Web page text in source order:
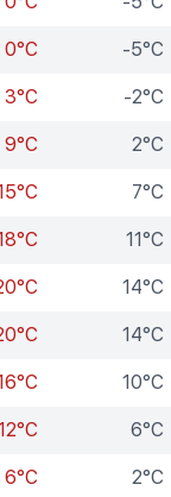
0°C -5°C
3°C -2°C
9°C 2°C
7°C
11°C
14°C
14°C
10°C
6°C
6°C 2°C